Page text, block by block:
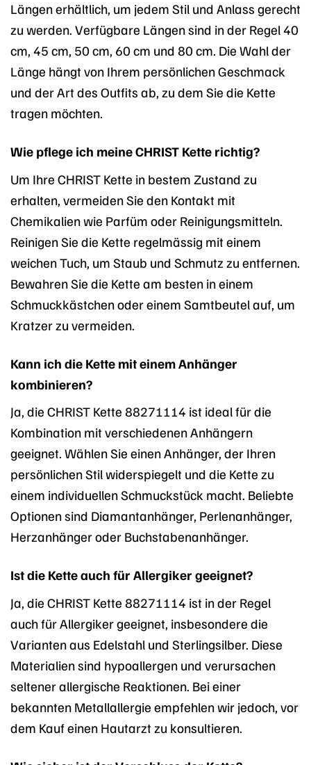
Längen erhältlich, um jedem Stil und Anlass gerecht
zu werden. Verfügbare Längen sind in der Regel 40
cm, 45 cm, 50 cm, 60 cm und 80 cm. Die Wahl der
Länge hängt von Ihrem persönlichen Geschmack
und der Art des Outfits ab, zu dem Sie die Kette
tragen möchten.
Wie pflege ich meine CHRIST Kette richtig?
Um Ihre CHRIST Kette in bestem Zustand zu
erhalten, vermeiden Sie den Kontakt mit
Chemikalien wie Parfüm oder Reinigungsmitteln.
Reinigen Sie die Kette regelmässig mit einem
weichen Tuch, um Staub und Schmutz zu entfernen.
Bewahren Sie die Kette am besten in einem
Schmuckkästchen oder einem Samtbeutel auf, um
Kratzer zu vermeiden.
Kann ich die Kette mit einem Anhänger
kombinieren?
Ja, die CHRIST Kette 88271114 ist ideal für die
Kombination mit verschiedenen Anhängern
geeignet. Wählen Sie einen Anhänger, der Ihren
persönlichen Stil widerspiegelt und die Kette zu
einem individuellen Schmuckstück macht. Beliebte
Optionen sind Diamantanhänger, Perlenanhänger,
Herzanhänger oder Buchstabenanhänger.
Ist die Kette auch für Allergiker geeignet?
Ja, die CHRIST Kette 88271114 ist in der Regel
auch für Allergiker geeignet, insbesondere die
Varianten aus Edelstahl und Sterlingsilber. Diese
Materialien sind hypoallergen und verursachen
seltener allergische Reaktionen. Bei einer
bekannten Metallallergie empfehlen wir jedoch, vor
dem Kauf einen Hautarzt zu konsultieren.